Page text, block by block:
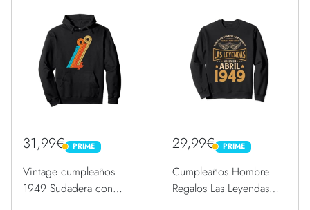
31,99€ PRIME
PRIME
Vintage cumpleaños
1949 Sudadera con
29,99€ PRIME
PRIME
Cumpleaños Hombre
Regalos Las Leyendas